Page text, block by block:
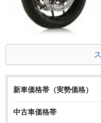
新車価格帯（実勢価格）
中古車価格帯